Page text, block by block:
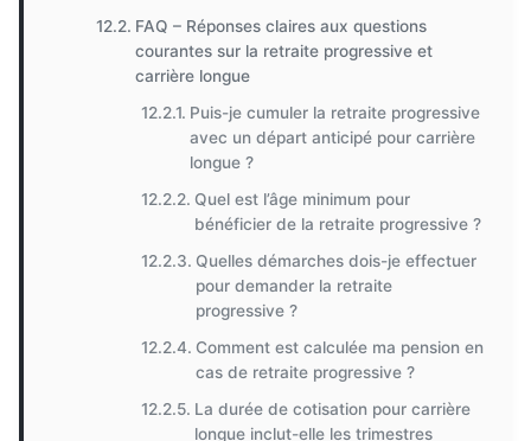
FAQ – Réponses claires aux questions
courantes sur la retraite progressive et
carrière longue
Puis-je cumuler la retraite progressive
avec un départ anticipé pour carrière
longue ?
Quel est l’âge minimum pour
bénéficier de la retraite progressive ?
Quelles démarches dois-je effectuer
pour demander la retraite
progressive ?
Comment est calculée ma pension en
cas de retraite progressive ?
La durée de cotisation pour carrière
longue inclut-elle les trimestres